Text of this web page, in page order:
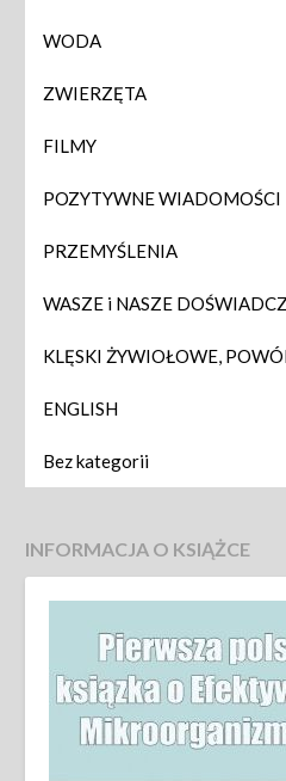
WODA
ZWIERZĘTA
FILMY
POZYTYWNE WIADOMOŚCI
PRZEMYŚLENIA
WASZE i NASZE
KLĘSKI ŻYWIOŁOWE,
ENGLISH
Bez kategorii
INFORMACJA O KSIĄŻCE